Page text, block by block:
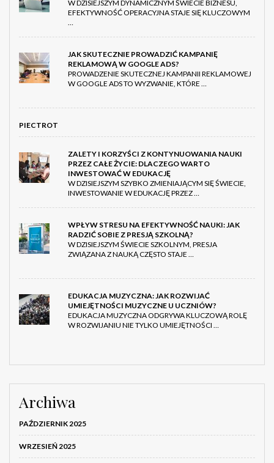
W DZISIEJSZYM DYNAMICZNYM ŚWIECIE BIZNESU,
EFEKTYWNOŚĆ OPERACYJNA STAJE SIĘ KLUCZOWYM
…
JAK SKUTECZNIE PROWADZIĆ KAMPANIĘ
REKLAMOWĄ W GOOGLE ADS?
PROWADZENIE SKUTECZNEJ KAMPANII REKLAMOWEJ
W GOOGLE ADS TO WYZWANIE, KTÓRE …
PIECTROT
ZALETY I KORZYŚCI Z KONTYNUOWANIA NAUKI
PRZEZ CAŁE ŻYCIE: DLACZEGO WARTO
INWESTOWAĆ W EDUKACJĘ
W DZISIEJSZYM SZYBKO ZMIENIAJĄCYM SIĘ ŚWIECIE,
INWESTOWANIE W EDUKACJĘ PRZEZ …
WPŁYW STRESU NA EFEKTYWNOŚĆ NAUKI: JAK
RADZIĆ SOBIE Z PRESJĄ SZKOLNĄ?
W DZISIEJSZYM ŚWIECIE SZKOLNYM, PRESJA
ZWIĄZANA Z NAUKĄ CZĘSTO STAJE …
EDUKACJA MUZYCZNA: JAK ROZWIJAĆ
UMIEJĘTNOŚCI MUZYCZNE U UCZNIÓW?
EDUKACJA MUZYCZNA ODGRYWA KLUCZOWĄ ROLĘ
W ROZWIJANIU NIE TYLKO UMIEJĘTNOŚCI …
Archiwa
PAŹDZIERNIK 2025
WRZESIEŃ 2025